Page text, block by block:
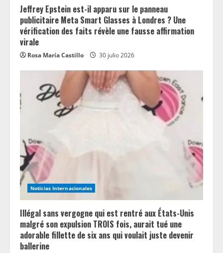
Jeffrey Epstein est-il apparu sur le panneau
publicitaire Meta Smart Glasses à Londres ? Une
vérification des faits révèle une fausse affirmation
virale
Rosa María Castillo 30 julio 2026
Noticias Internacionales
Illégal sans vergogne qui est rentré aux États-Unis
malgré son expulsion TROIS fois, aurait tué une
adorable fillette de six ans qui voulait juste devenir
ballerine